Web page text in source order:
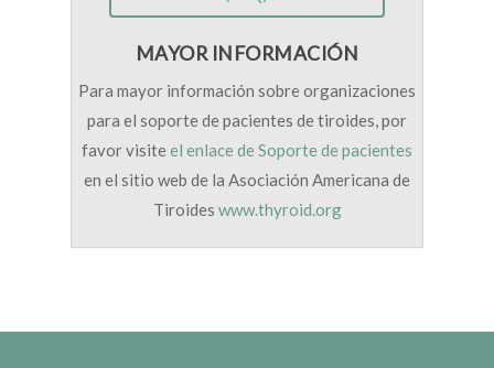
MAYOR INFORMACIÓN
Para mayor información sobre organizaciones
para el soporte de pacientes de tiroides, por
favor visiteel enlace de Soporte de pacientes
en el sitio web de la Asociación Americana de
Tiroides www.thyroid.org